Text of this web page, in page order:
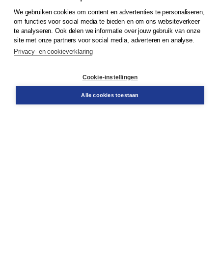
© 2026Koninklijke Boom uitgevers
Bestellen
We gebruiken cookies om content en advertenties te personaliseren,
om functies voor social media te bieden en om ons websiteverkeer
te analyseren. Ook delen we informatie over jouw gebruik van onze
site met onze partners voor social media, adverteren en analyse.
Privacy- en cookieverklaring
Cookie-instellingen
Alle cookies toestaan